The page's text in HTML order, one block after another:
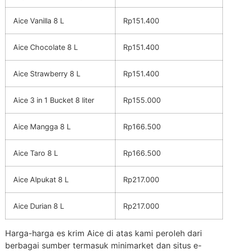
Aice Vanilla 8 L Rp151.400
Aice Chocolate 8 L Rp151.400
Aice Strawberry 8 L Rp151.400
Aice 3 in 1 Bucket 8 liter Rp155.000
Aice Mangga 8 L Rp166.500
Aice Taro 8 L Rp166.500
Aice Alpukat 8 L Rp217.000
Aice Durian 8 L Rp217.000
Harga-harga es krim Aice di atas kami peroleh dari
berbagai sumber termasuk minimarket dan situs e-